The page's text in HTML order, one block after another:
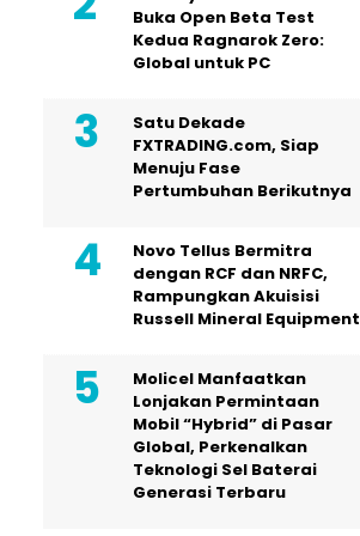
Buka Open Beta Test
Kedua Ragnarok Zero:
Global untuk PC
Satu Dekade
FXTRADING.com, Siap
Menuju Fase
Pertumbuhan Berikutnya
Novo Tellus Bermitra
dengan RCF dan NRFC,
Rampungkan Akuisisi
Russell Mineral Equipment
Molicel Manfaatkan
Lonjakan Permintaan
Mobil “Hybrid” di Pasar
Global, Perkenalkan
Teknologi Sel Baterai
Generasi Terbaru